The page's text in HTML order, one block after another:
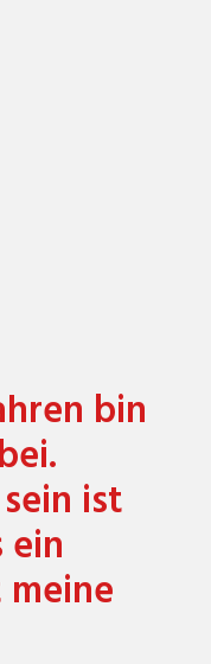
bin
ist